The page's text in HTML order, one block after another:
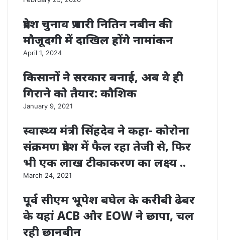
प्रदेश चुनाव प्रभारी नितिन नबीन की
मौजूदगी में दाखिल होंगे नामांकन
April 1, 2024
किसानों ने सरकार बनाई, अब वे ही
गिराने काे तैयार: कौशिक
January 9, 2021
स्वास्थ्य मंत्री सिंहदेव ने कहा- कोरोना
संक्रमण प्रदेश में फैल रहा तेजी से, फिर
भी एक लाख टीकाकरण का लक्ष्य ..
March 24, 2021
पूर्व सीएम भूपेश बघेल के करीबी ढेबर
के यहां ACB और EOW ने छापा, चल
रही छानबीन